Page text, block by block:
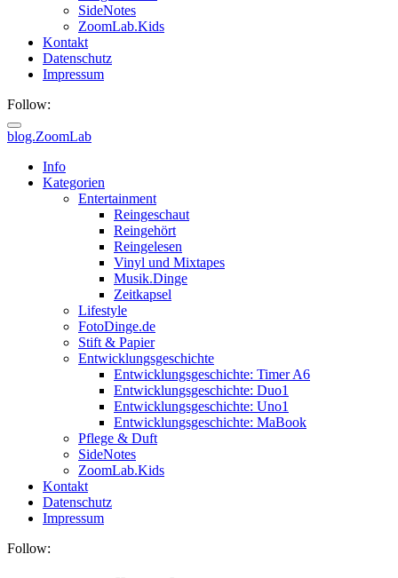
SideNotes
ZoomLab.Kids
Kontakt
Datenschutz
Impressum
Follow:
blog.ZoomLab
ZoomLab
Info
Kategorien
Entertainment
Reingeschaut
Reingehört
Reingelesen
Vinyl und Mixtapes
Musik.Dinge
Zeitkapsel
Lifestyle
FotoDinge.de
Stift & Papier
Entwicklungsgeschichte
Entwicklungsgeschichte: Timer A6
Entwicklungsgeschichte: Duo1
Entwicklungsgeschichte: Uno1
Entwicklungsgeschichte: MaBook
Pflege & Duft
SideNotes
ZoomLab.Kids
Kontakt
Datenschutz
Impressum
Follow: